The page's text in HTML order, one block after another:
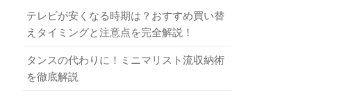
テレビが安くなる時期は？おすすめ買い替
えタイミングと注意点を完全解説！
タンスの代わりに！ミニマリスト流収納術
を徹底解説